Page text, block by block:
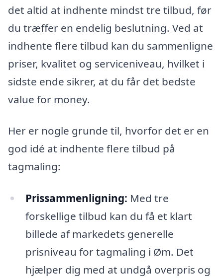
det altid at indhente mindst tre tilbud, før
du træffer en endelig beslutning. Ved at
indhente flere tilbud kan du sammenligne
priser, kvalitet og serviceniveau, hvilket i
sidste ende sikrer, at du får det bedste
value for money.
Her er nogle grunde til, hvorfor det er en
god idé at indhente flere tilbud på
tagmaling:
Prissammenligning: Med tre
forskellige tilbud kan du få et klart
billede af markedets generelle
prisniveau for tagmaling i Øm. Det
hjælper dig med at undgå overpris og